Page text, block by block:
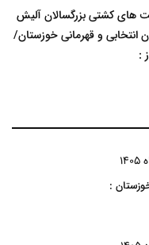
های کشتی بزرگسالان آلیش
انتخابی و قهرمانی خوزستان/
:
: